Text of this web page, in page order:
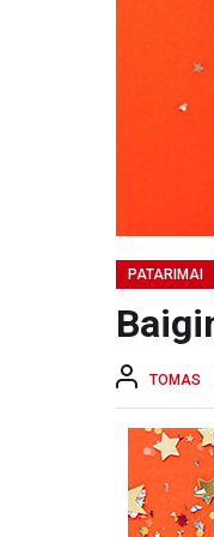
PATARIMAI
TOMAS